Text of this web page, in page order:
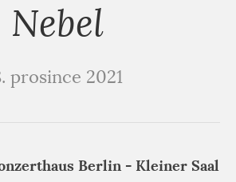
Nebel
prosince 2021
Berlin - Kleiner Saal